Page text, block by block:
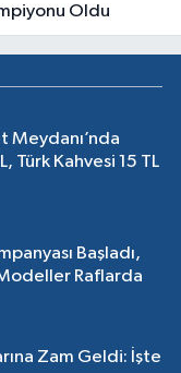
Oldu
Meydanı’nda
Türk Kahvesi 15 TL
Başladı,
Raflarda
Zam Geldi: İşte